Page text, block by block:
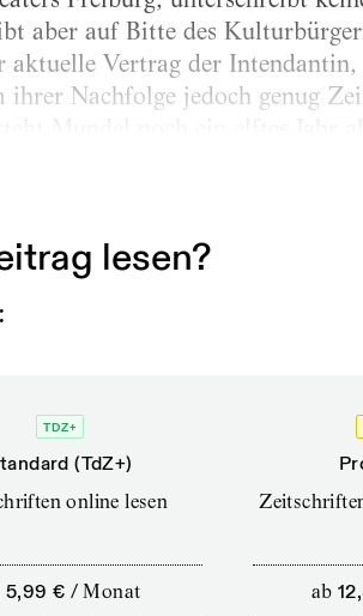
aber auf Bitte des
aktuelle Vertrag der
Nachfolge jedoch genug
lesen?
TDZ+
(TdZ+)
online lesen
5,99 € /Monat ab